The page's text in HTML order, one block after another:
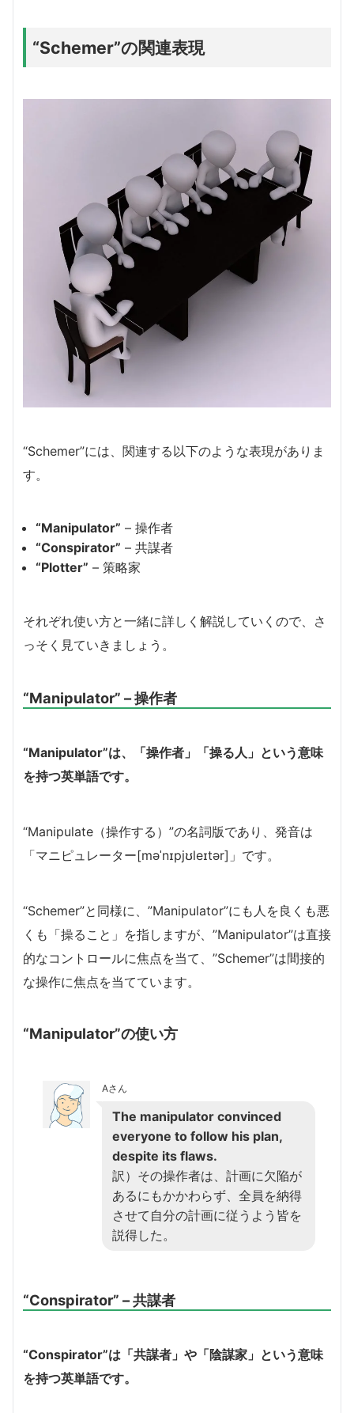
“Schemer”の関連表現
“Schemer”には、関連する以下のような表現がありま
す。
“Manipulator” – 操作者
“Conspirator” – 共謀者
“Plotter” – 策略家
それぞれ使い方と一緒に詳しく解説していくので、さ
っそく見ていきましょう。
“Manipulator” – 操作者
“Manipulator”は、「操作者」「操る人」という意味
を持つ英単語です。
“Manipulate（操作する）”の名詞版であり、発音は
「マニピュレーター[məˈnɪpjʊleɪtər]」です。
“Schemer”と同様に、”Manipulator”にも人を良くも悪
くも「操ること」を指しますが、”Manipulator”は直接
的なコントロールに焦点を当て、”Schemer”は間接的
な操作に焦点を当てています。
“Manipulator”の使い方
Aさん
The manipulator convinced
everyone to follow his plan,
despite its flaws.
訳）その操作者は、計画に欠陥が
あるにもかかわらず、全員を納得
させて自分の計画に従うよう皆を
説得した。
“Conspirator” – 共謀者
“Conspirator”は「共謀者」や「陰謀家」という意味
を持つ英単語です。